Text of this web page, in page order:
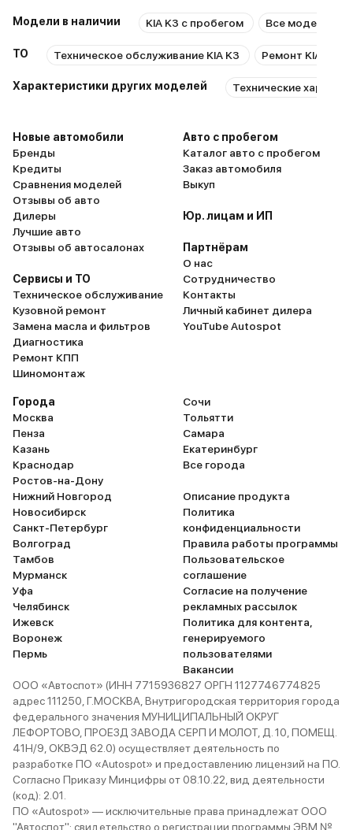
Модели в наличии KIA K3 с пробегом Все модели KIA
ТО Техническое обслуживание KIA K3 Ремонт KIA K3
Характеристики других моделей Технические
Новые автомобили
Бренды
Кредиты
Сравнения моделей
Отзывы об авто
Дилеры
Лучшие авто
Отзывы об автосалонах
Сервисы и ТО
Техническое обслуживание
Кузовной ремонт
Замена масла и фильтров
Диагностика
Ремонт КПП
Шиномонтаж
Авто с пробегом
Каталог авто с пробегом
Заказ автомобиля
Выкуп
Юр. лицам и ИП
Партнёрам
О нас
Сотрудничество
Контакты
Личный кабинет дилера
YouTube Autospot
Города
Москва
Пенза
Казань
Краснодар
Ростов-на-Дону
Нижний Новгород
Новосибирск
Санкт-Петербург
Волгоград
Тамбов
Мурманск
Уфа
Челябинск
Ижевск
Воронеж
Пермь
Сочи
Тольятти
Самара
Екатеринбург
Все города
Описание продукта
Политика
конфиденциальности
Правила работы программы
Пользовательское
соглашение
Согласие на получение
рекламных рассылок
Политика для контента,
генерируемого
пользователями
Вакансии
ООО «Автоспот» (ИНН 7715936827 ОРГН 1127746774825
адрес 111250, Г.МОСКВА, Внутригородская территория города
федерального значения МУНИЦИПАЛЬНЫЙ ОКРУГ
ЛЕФОРТОВО, ПРОЕЗД ЗАВОДА СЕРП И МОЛОТ, Д. 10, ПОМЕЩ.
41Н/9, ОКВЭД 62.0) осуществляет деятельность по
разработке ПО «Autospot» и предоставлению лицензий на ПО.
Согласно Приказу Минцифры от 08.10.22, вид деятельности
(код): 2.01.
ПО «Autospot» — исключительные права принадлежат ООО
"Автоспот": свидетельство о регистрации программы ЭВМ №